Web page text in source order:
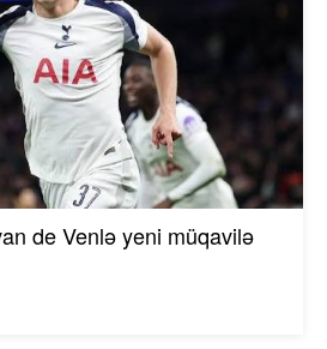
de Venlə yeni müqavilə